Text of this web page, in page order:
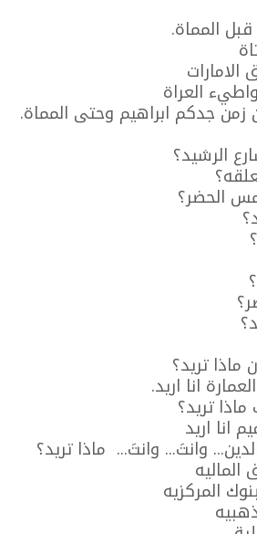
المماة.
العراة
زمن جدكم ابراهيم وحتى المماة.
الرشيد؟
الحضر؟
ماذا تريد؟
انا اريد.
تريد؟
انا اريد
وانتَ... وانتَ... ماذا تريد؟
الماليه
المركزيه